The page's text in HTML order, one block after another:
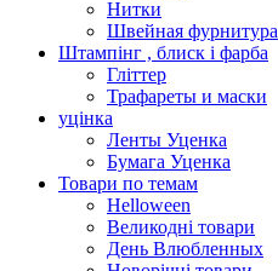
Нитки
Швейная фурнитура
Штампінг , блиск і фарба
Гліттер
Трафареты и маски
уцінка
Ленты Уценка
Бумага Уценка
Товари по темам
Helloween
Великодні товари
День Влюбленных